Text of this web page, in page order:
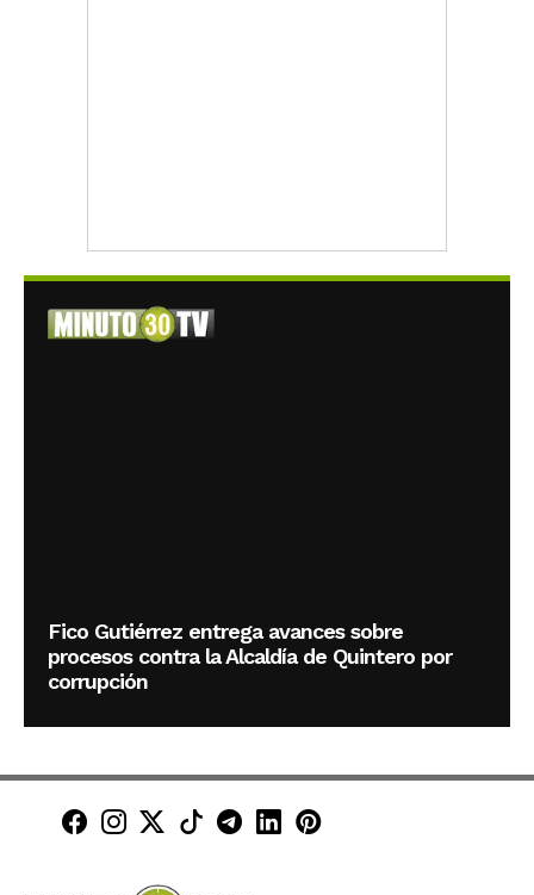
Fico Gutiérrez entrega avances sobre
procesos contra la Alcaldía de Quintero por
corrupción
Minuto30 en Facebook
Minuto30 en Instagram
Minuto30 en X (Twitter)
Minuto30 en TikTok
Canal de Minuto30 en
Minuto30 en LinkedIn
Minuto30 en